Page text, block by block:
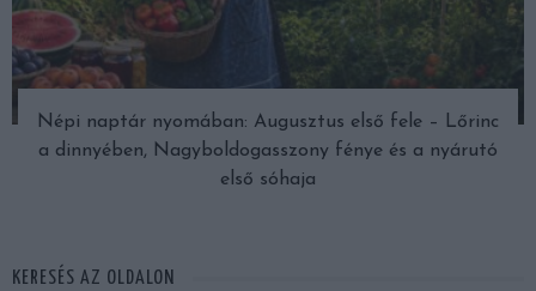
Népi naptár nyomában: Augusztus első fele – Lőrinc
a dinnyében, Nagyboldogasszony fénye és a nyárutó
első sóhaja
KERESÉS AZ OLDALON